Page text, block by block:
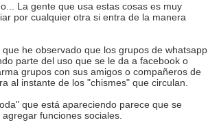
La gente que usa estas cosas es muy
por cualquier otra si entra de la manera
he observado que los grupos de whatsapp
parte del uso que se le da a facebook o
grupos con sus amigos o compañeros de
al instante de los "chismes" que circulan.
que está apareciendo parece que se
funciones sociales.